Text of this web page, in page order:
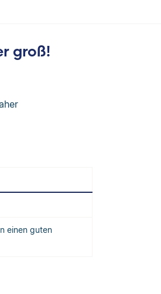
groß!
einen guten